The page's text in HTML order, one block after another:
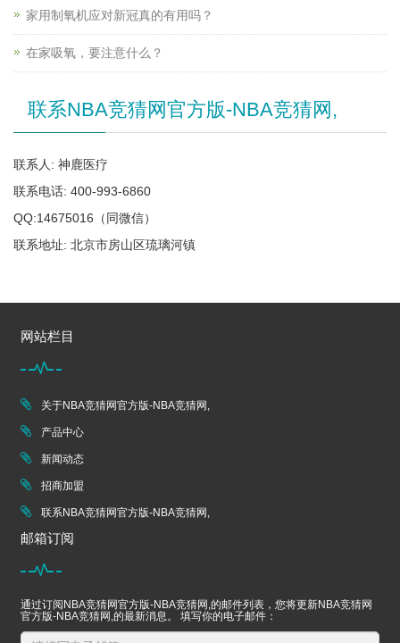
家用制氧机应对新冠真的有用吗？
在家吸氧，要注意什么？
联系NBA竞猜网官方版-NBA竞猜网,
联系人: 神鹿医疗
联系电话: 400-993-6860
QQ:14675016（同微信）
联系地址: 北京市房山区琉璃河镇
网站栏目
关于NBA竞猜网官方版-NBA竞猜网,
产品中心
新闻动态
招商加盟
联系NBA竞猜网官方版-NBA竞猜网,
邮箱订阅
通过订阅NBA竞猜网官方版-NBA竞猜网,的邮件列表，您将更新NBA竞猜网
官方版-NBA竞猜网,的最新消息。 填写你的电子邮件：